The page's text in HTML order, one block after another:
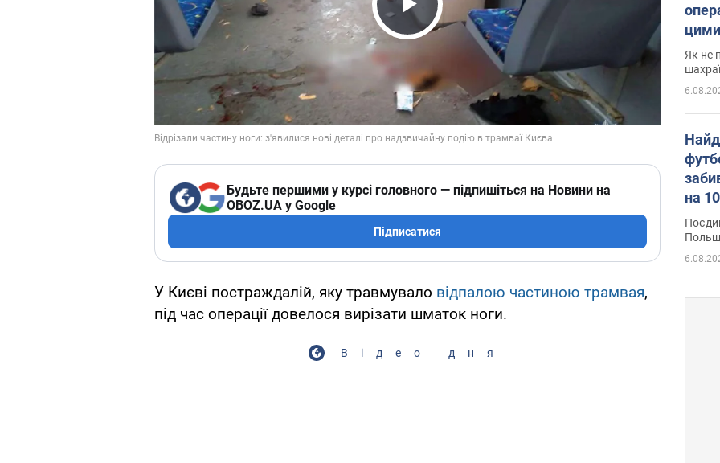
Play Video
Будьте першими у курсі головного — підпишіться на Новини на
OBOZ.UA у Google
Підписатися
У Києві постраждалій, яку травмувало відпалою частиною трамвая,
під час операції довелося вирізати шматок ноги.
Відео дня
Як не
на
Відео